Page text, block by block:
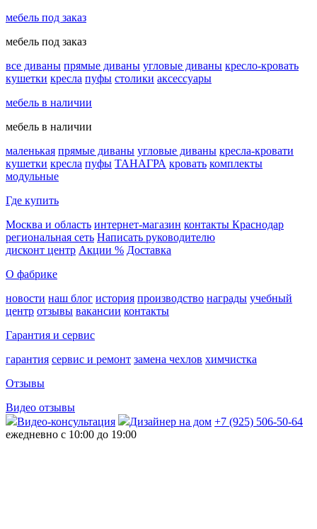
мебель под заказ
мебель под заказ
все диваны прямые диваны угловые диваны кресло-кровать
кушетки кресла пуфы столики аксессуары
мебель в наличии
мебель в наличии
маленькая прямые диваны угловые диваны кресла-кровати
кушетки кресла пуфы ТАНАГРА кровать комплекты
модульные
Где купить
Москва и область интернет-магазин контакты Краснодар
региональная сеть Написать руководителю
дисконт центр Акции % Доставка
О фабрике
новости наш блог история производство награды учебный
центр отзывы вакансии контакты
Гарантия и сервис
гарантия сервис и ремонт замена чехлов химчистка
Отзывы
Видео отзывы
Видео-консультация
Дизайнер на дом +7 (925) 506-50-64
ежедневно с 10:00 до 19:00